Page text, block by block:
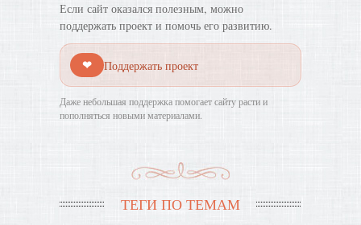
Если сайт оказался полезным, можно
поддержать проект и помочь его развитию.
❤ Поддержать проект
Даже небольшая поддержка помогает сайту расти и
пополняться новыми материалами.
ТЕГИ ПО ТЕМАМ